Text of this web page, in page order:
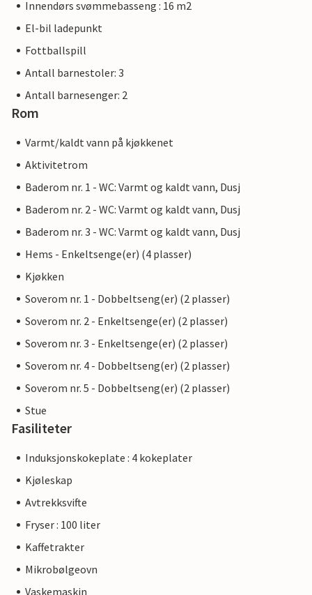
Innendørs svømmebasseng : 16 m2
El-bil ladepunkt
Fottballspill
Antall barnestoler: 3
Antall barnesenger: 2
Rom
Varmt/kaldt vann på kjøkkenet
Aktivitetrom
Baderom nr. 1 - WC: Varmt og kaldt vann, Dusj
Baderom nr. 2 - WC: Varmt og kaldt vann, Dusj
Baderom nr. 3 - WC: Varmt og kaldt vann, Dusj
Hems - Enkeltsenge(er) (4 plasser)
Kjøkken
Soverom nr. 1 - Dobbeltseng(er) (2 plasser)
Soverom nr. 2 - Enkeltsenge(er) (2 plasser)
Soverom nr. 3 - Enkeltsenge(er) (2 plasser)
Soverom nr. 4 - Dobbeltseng(er) (2 plasser)
Soverom nr. 5 - Dobbeltseng(er) (2 plasser)
Stue
Fasiliteter
Induksjonskokeplate : 4 kokeplater
Kjøleskap
Avtrekksvifte
Fryser : 100 liter
Kaffetrakter
Mikrobølgeovn
Vaskemaskin